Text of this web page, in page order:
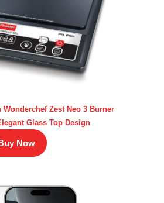
Zest Neo 3 Burner
Glass Top Design
Now